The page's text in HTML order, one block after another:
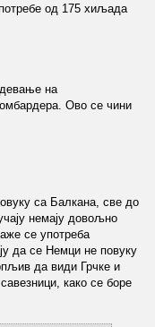
од 175 хиљада
на
Ово се чини
са Балкана, све до
немају довољно
се употреба
да се Немци не повуку
да види Грчке и
како се боре